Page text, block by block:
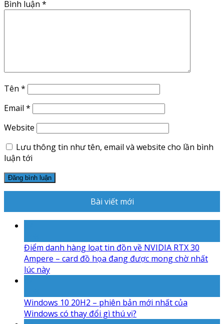
Bình luận *
Tên *
Email *
Website
Lưu thông tin như tên, email và website cho lần bình
luận tới
Bài viết mới
Điểm danh hàng loạt tin đồn về NVIDIA RTX 30
Ampere – card đồ họa đang được mong chờ nhất
lúc này
Windows 10 20H2 – phiên bản mới nhất của
Windows có thay đổi gì thú vị?